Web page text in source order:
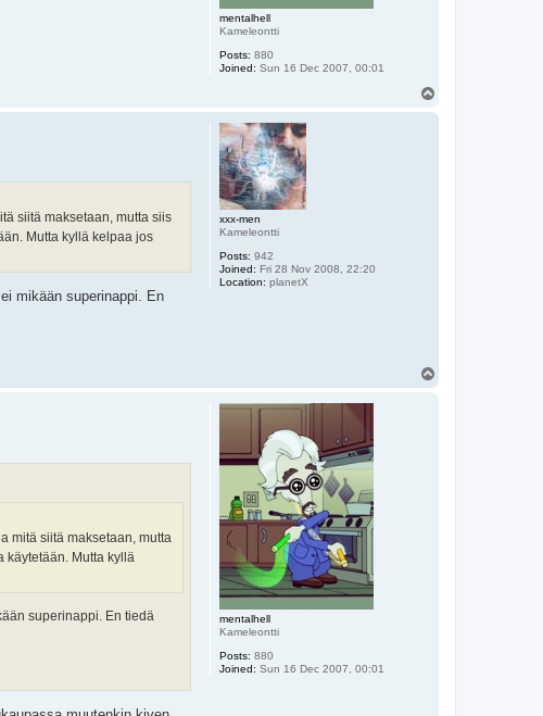
mentalhell
Kameleontti
Posts: 880
Joined: Sun 16 Dec 2007, 00:01
xxx-men
Kameleontti
Posts: 942
Joined: Fri 28 Nov 2008, 22:20
Location: planetX
siitä maksetaan, mutta siis
Mutta kyllä kelpaa jos
mikään superinappi. En
mentalhell
Kameleontti
Posts: 880
Joined: Sun 16 Dec 2007, 00:01
mitä siitä maksetaan, mutta
käytetään. Mutta kyllä
superinappi. En tiedä